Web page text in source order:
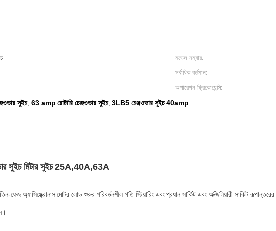
মডেল নম্বার:
সর্বাধিক বর্তমান:
অপারেশন ফ্রিকোয়েন্সি:
সুইচ, 63 amp রোটারি চেঞ্জওভার সুইচ, 3LB5 চেঞ্জওভার সুইচ 40amp
সুইচ মিটার সুইচ 25A,40A,63A
অ্যাসিঙ্ক্রোনাস মোটর লোড শুরুর পরিবর্তনশীল গতি স্টিয়ারিং এবং প্রধান সার্কিট এবং অক্জিলিয়ারী সার্কিট